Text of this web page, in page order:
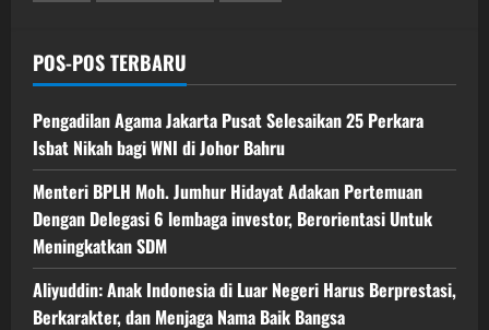
POS-POS TERBARU
Pengadilan Agama Jakarta Pusat Selesaikan 25 Perkara
Isbat Nikah bagi WNI di Johor Bahru
Menteri BPLH Moh. Jumhur Hidayat Adakan Pertemuan
Dengan Delegasi 6 lembaga investor, Berorientasi Untuk
Meningkatkan SDM
Aliyuddin: Anak Indonesia di Luar Negeri Harus Berprestasi,
Berkarakter, dan Menjaga Nama Baik Bangsa